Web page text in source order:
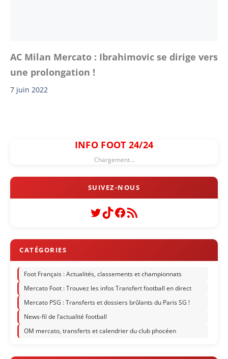
AC Milan Mercato : Ibrahimovic se dirige vers
une prolongation !
7 juin 2022
INFO FOOT 24/24
Chargement...
Twitter
TikTok
Facebook
Flux RSS
Foot Français : Actualités, classements et championnats
Mercato Foot : Trouvez les infos Transfert football en direct
Mercato PSG : Transferts et dossiers brûlants du Paris SG !
News-fil de l’actualité football
OM mercato, transferts et calendrier du club phocéen